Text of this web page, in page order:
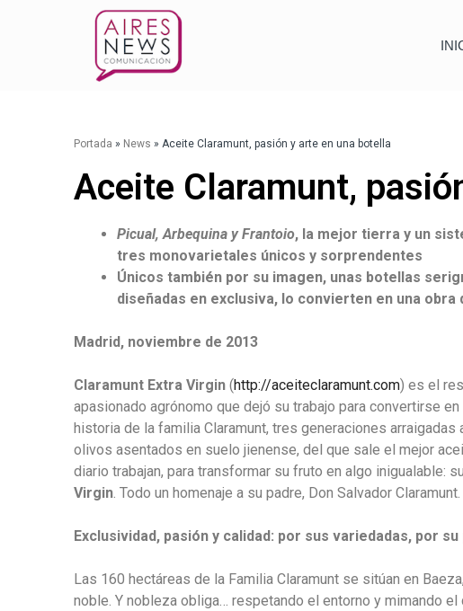
Portada » News » Aceite Claramunt, pasión y arte en una botella
Aceite Claramunt,
Picual, Arbequina y Frantoio, la mejor tierra y un
tres monovarietales únicos y sorprendentes
Únicos también por su imagen, unas botellas
diseñadas en exclusiva, lo convierten en una obra
Madrid, noviembre de 2013
Claramunt Extra Virgin (http://aceiteclaramunt.com) es el
apasionado agrónomo que dejó su trabajo para convertirse
historia de la familia Claramunt, tres generaciones
olivos asentados en suelo jienense, del que sale el mejor
diario trabajan, para transformar su fruto en algo inigualable:
Virgin. Todo un homenaje a su padre, Don Salvador Claramunt.
Exclusividad, pasión y calidad: por sus variedadas, por
Las 160 hectáreas de la Familia Claramunt se sitúan en
noble. Y nobleza obliga… respetando el entorno y mimando